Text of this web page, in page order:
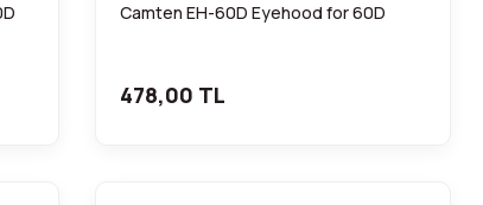
Camten EH-60D Eyehood for 60D
478,00 TL